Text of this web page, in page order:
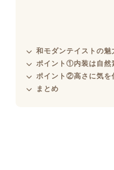
和モダンテイストの魅
ポイント①内装は自然
ポイント②高さに気を
まとめ